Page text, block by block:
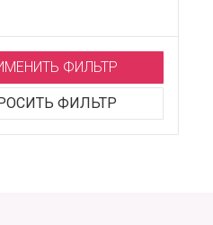
ФИЛЬТР
ФИЛЬТР